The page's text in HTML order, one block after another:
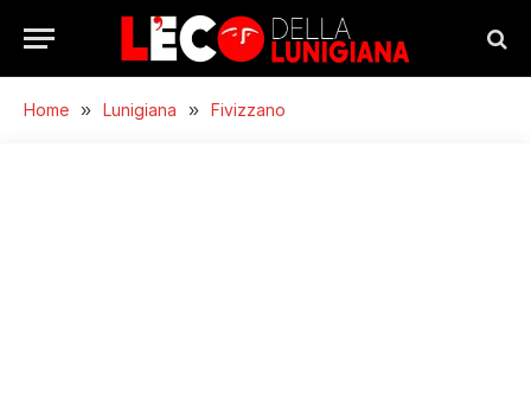
Home » Lunigiana » Fivizzano